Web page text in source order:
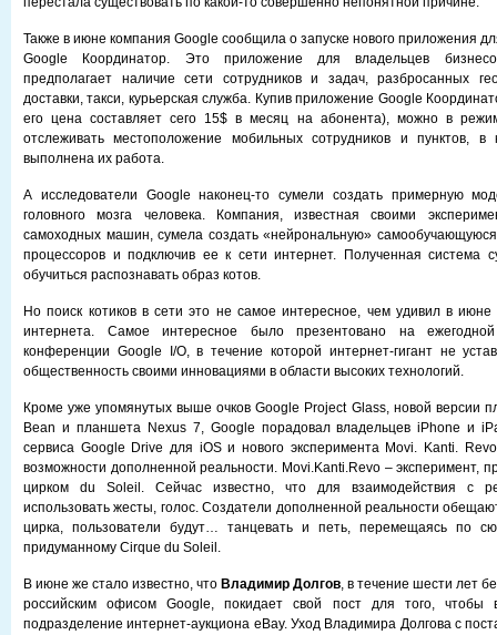
Также в июне компания Google сообщила о запуске нового приложения
Google Координатор. Это приложение для владельцев
предполагает наличие сети сотрудников и задач, разбросанных
доставки, такси, курьерская служба. Купив приложение Google
его цена составляет сего 15$ в месяц на абонента), можно в
отслеживать местоположение мобильных сотрудников и пунктов,
выполнена их работа.
А исследователи Google наконец-то сумели создать примерную
головного мозга человека. Компания, известная своими
самоходных машин, сумела создать «нейрональную»
процессоров и подключив ее к сети интернет. Полученная система
обучиться распознавать образ котов.
Но поиск котиков в сети это не самое интересное, чем удивил в июне
интернета. Самое интересное было презентовано на ежегодной
конференции Google I/O, в течение которой интернет-гигант не
общественность своими инновациями в области высоких технологий.
Кроме уже упомянутых выше очков Google Project Glass, новой версии
Bean и планшета Nexus 7, Google порадовал владельцев iPhone и
сервиса Google Drive для iOS и нового эксперимента Movi. Kanti.
возможности дополненной реальности. Movi.Kanti.Revo – эксперимент,
цирком du Soleil. Сейчас известно, что для взаимодействия с
использовать жесты, голос. Создатели дополненной реальности
цирка, пользователи будут… танцевать и петь, перемещаясь по
придуманному Cirque du Soleil.
В июне же стало известно, что Владимир Долгов, в течение шести лет
российским офисом Google, покидает свой пост для того, чтобы
подразделение интернет-аукциона eBay. Уход Владимира Долгова с